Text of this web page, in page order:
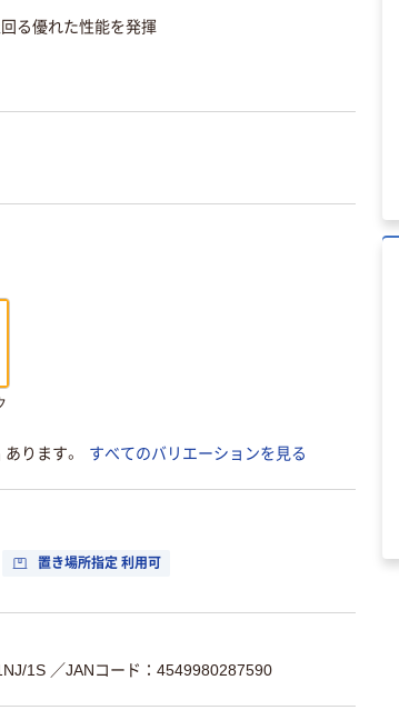
回る優れた性能を発揮
ります。
すべてのバリエーションを見る
置き場所指定 利用可
1S ／JANコード：4549980287590